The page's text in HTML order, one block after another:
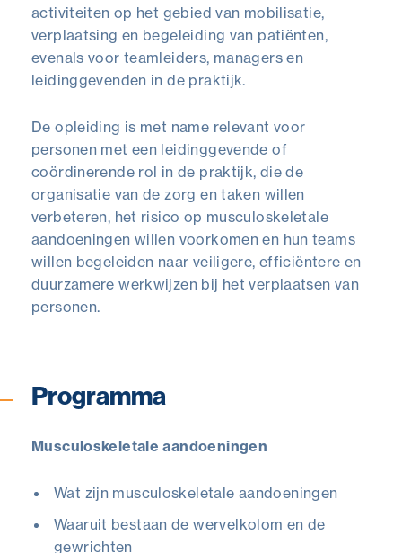
activiteiten op het gebied van mobilisatie,
verplaatsing en begeleiding van patiënten,
evenals voor teamleiders, managers en
leidinggevenden in de praktijk.
De opleiding is met name relevant voor
personen met een leidinggevende of
coördinerende rol in de praktijk, die de
organisatie van de zorg en taken willen
verbeteren, het risico op musculoskeletale
aandoeningen willen voorkomen en hun teams
willen begeleiden naar veiligere, efficiëntere en
duurzamere werkwijzen bij het verplaatsen van
personen.
Programma
Musculoskeletale aandoeningen
Wat zijn musculoskeletale aandoeningen
Waaruit bestaan de wervelkolom en de
gewrichten